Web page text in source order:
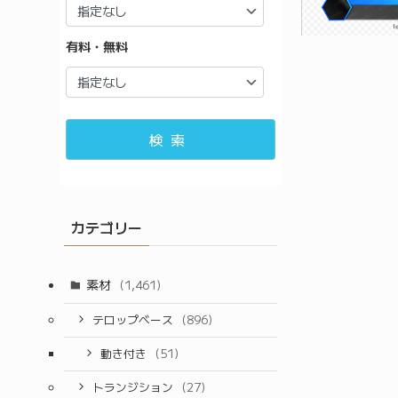
有料・無料
検索
カテゴリー
素材 (1,461)
テロップベース
(896)
動き付き
(51)
トランジション
(27)